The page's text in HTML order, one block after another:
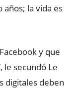
la vida es
y que
le secundó Le
digitales deben